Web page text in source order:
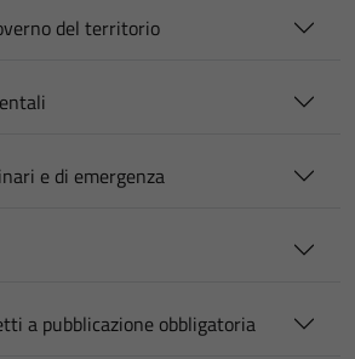
del territorio
e di emergenza
a pubblicazione obbligatoria